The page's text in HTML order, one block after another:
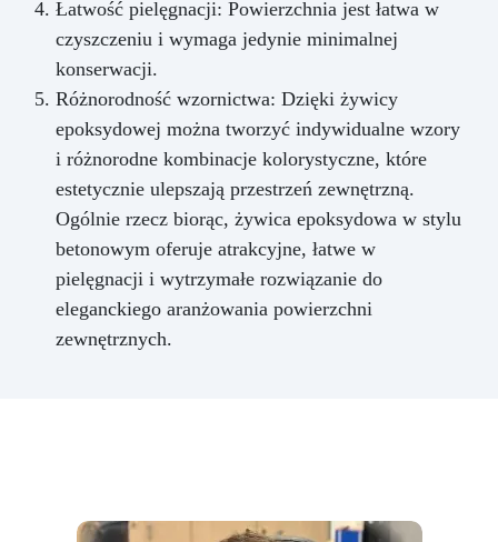
Łatwość pielęgnacji: Powierzchnia jest łatwa w
czyszczeniu i wymaga jedynie minimalnej
konserwacji.
Różnorodność wzornictwa: Dzięki żywicy
epoksydowej można tworzyć indywidualne wzory
i różnorodne kombinacje kolorystyczne, które
estetycznie ulepszają przestrzeń zewnętrzną.
Ogólnie rzecz biorąc, żywica epoksydowa w stylu
betonowym oferuje atrakcyjne, łatwe w
pielęgnacji i wytrzymałe rozwiązanie do
eleganckiego aranżowania powierzchni
zewnętrznych.